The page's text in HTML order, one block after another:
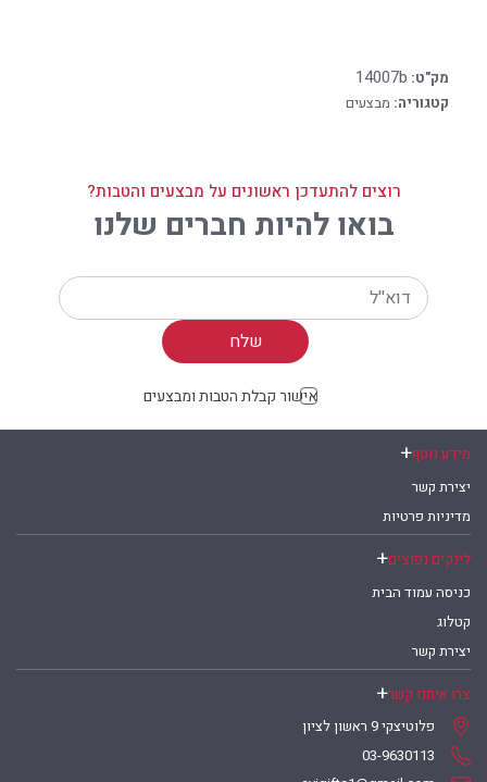
מק"ט: 14007b
קטגוריה: מבצעים
רוצים להתעדכן ראשונים על מבצעים והטבות?
בואו להיות חברים שלנו
Your email
אישור קבלת הטבות ומבצעים
מידע נוסף
יצירת קשר
מדיניות פרטיות
לינקים נפוצים
כניסה עמוד הבית
קטלוג
יצירת קשר
צרו איתנו קשר
פלוטיצקי 9 ראשון לציון
03-9630113